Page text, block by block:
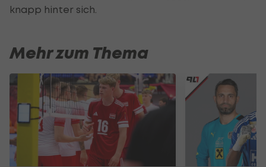
knapp hinter sich.
Mehr zum Thema